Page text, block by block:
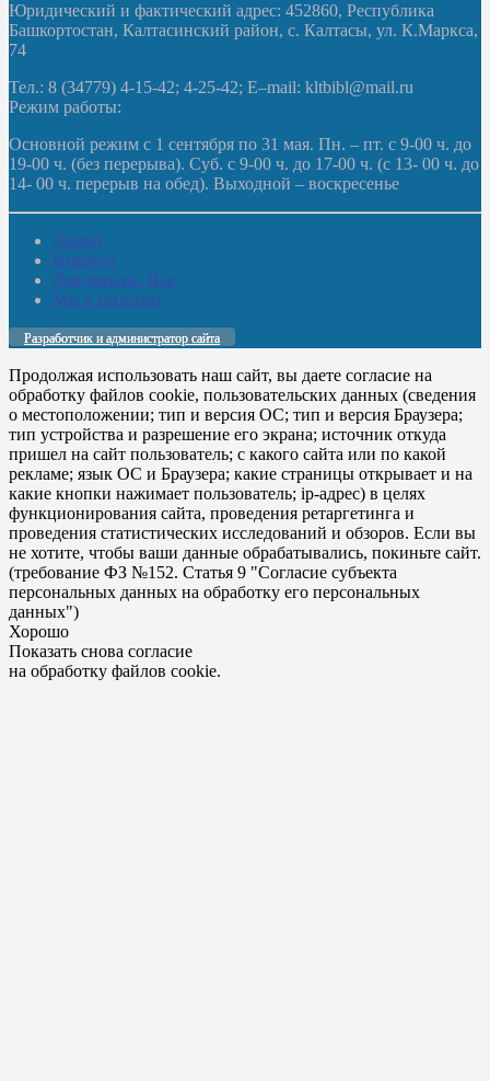
Юридический и фактический адрес: 452860, Республика
Башкортостан, Калтасинский район, с. Калтасы, ул. К.Маркса,
74
Тел.: 8 (34779) 4-15-42; 4-25-42; E–mail: kltbibl@mail.ru
Режим работы:
Основной режим с 1 сентября по 31 мая. Пн. – пт. с 9-00 ч. до
19-00 ч. (без перерыва). Суб. с 9-00 ч. до 17-00 ч. (с 13- 00 ч. до
14- 00 ч. перерыв на обед). Выходной – воскресенье
Домой
Новости
Документы. Все
Мы в соцсетях
Разработчик и администратор сайта
Продолжая использовать наш сайт, вы даете согласие на
обработку файлов cookie, пользовательских данных (сведения
о местоположении; тип и версия ОС; тип и версия Браузера;
тип устройства и разрешение его экрана; источник откуда
пришел на сайт пользователь; с какого сайта или по какой
рекламе; язык ОС и Браузера; какие страницы открывает и на
какие кнопки нажимает пользователь; ip-адрес) в целях
функционирования сайта, проведения ретаргетинга и
проведения статистических исследований и обзоров. Если вы
не хотите, чтобы ваши данные обрабатывались, покиньте сайт.
(требование ФЗ №152. Статья 9 "Согласие субъекта
персональных данных на обработку его персональных
данных")
Хорошо
Показать снова согласие
на обработку файлов cookie.